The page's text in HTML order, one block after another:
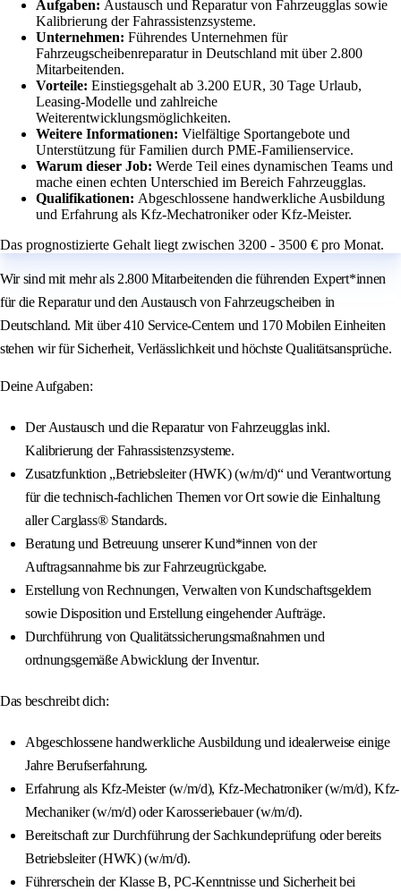
Aufgaben: Austausch und Reparatur von Fahrzeugglas sowie
Kalibrierung der Fahrassistenzsysteme.
Unternehmen: Führendes Unternehmen für
Fahrzeugscheibenreparatur in Deutschland mit über 2.800
Mitarbeitenden.
Vorteile: Einstiegsgehalt ab 3.200 EUR, 30 Tage Urlaub,
Leasing-Modelle und zahlreiche
Weiterentwicklungsmöglichkeiten.
Weitere Informationen: Vielfältige Sportangebote und
Unterstützung für Familien durch PME-Familienservice.
Warum dieser Job: Werde Teil eines dynamischen Teams und
mache einen echten Unterschied im Bereich Fahrzeugglas.
Qualifikationen: Abgeschlossene handwerkliche Ausbildung
und Erfahrung als Kfz-Mechatroniker oder Kfz-Meister.
Das prognostizierte Gehalt liegt zwischen 3200 - 3500 € pro Monat.
Wir sind mit mehr als 2.800 Mitarbeitenden die führenden Expert*innen
für die Reparatur und den Austausch von Fahrzeugscheiben in
Deutschland. Mit über 410 Service-Centern und 170 Mobilen Einheiten
stehen wir für Sicherheit, Verlässlichkeit und höchste Qualitätsansprüche.
Deine Aufgaben:
Der Austausch und die Reparatur von Fahrzeugglas inkl.
Kalibrierung der Fahrassistenzsysteme.
Zusatzfunktion „Betriebsleiter (HWK) (w/m/d)“ und Verantwortung
für die technisch-fachlichen Themen vor Ort sowie die Einhaltung
aller Carglass® Standards.
Beratung und Betreuung unserer Kund*innen von der
Auftragsannahme bis zur Fahrzeugrückgabe.
Erstellung von Rechnungen, Verwalten von Kundschaftsgeldern
sowie Disposition und Erstellung eingehender Aufträge.
Durchführung von Qualitätssicherungsmaßnahmen und
ordnungsgemäße Abwicklung der Inventur.
Das beschreibt dich:
Abgeschlossene handwerkliche Ausbildung und idealerweise einige
Jahre Berufserfahrung.
Erfahrung als Kfz-Meister (w/m/d), Kfz-Mechatroniker (w/m/d), Kfz-
Mechaniker (w/m/d) oder Karosseriebauer (w/m/d).
Bereitschaft zur Durchführung der Sachkundeprüfung oder bereits
Betriebsleiter (HWK) (w/m/d).
Führerschein der Klasse B, PC-Kenntnisse und Sicherheit bei